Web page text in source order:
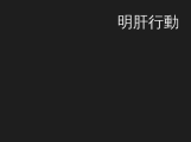
明肝行動